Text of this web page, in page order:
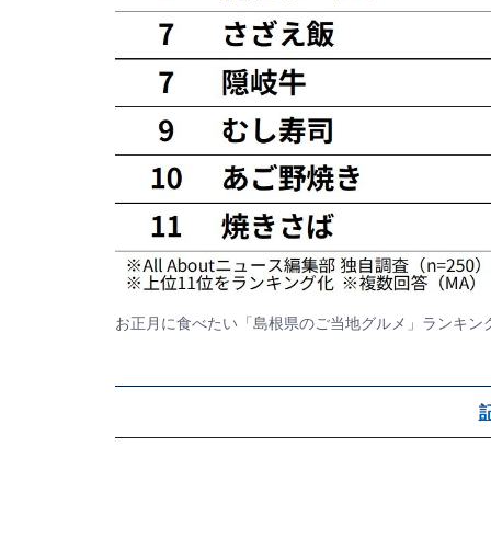
お正月に食べたい「島根県のご当地グルメ」ランキン